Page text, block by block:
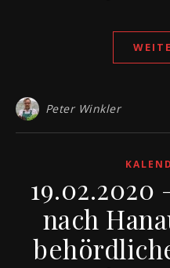
Peter Winkler
19.02.2020
nach